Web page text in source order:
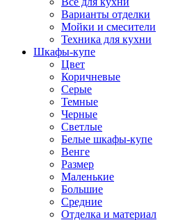
Варианты отделки
Мойки и смесители
Техника для кухни
Шкафы-купе
Цвет
Коричневые
Серые
Темные
Черные
Светлые
Белые шкафы-купе
Венге
Размер
Маленькие
Большие
Средние
Отделка и материал